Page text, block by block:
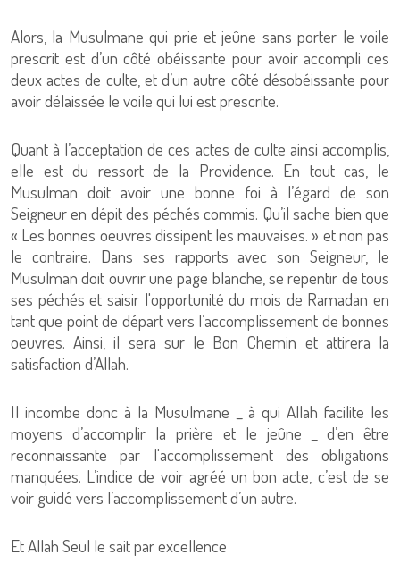
Alors, la Musulmane qui prie et jeûne sans porter le voile
prescrit est d’un côté obéissante pour avoir accompli ces
deux actes de culte, et d’un autre côté désobéissante pour
avoir délaissée le voile qui lui est prescrite.
Quant à l’acceptation de ces actes de culte ainsi accomplis,
elle est du ressort de la Providence. En tout cas, le
Musulman doit avoir une bonne foi à l’égard de son
Seigneur en dépit des péchés commis. Qu’il sache bien que
« Les bonnes oeuvres dissipent les mauvaises. » et non pas
le contraire. Dans ses rapports avec son Seigneur, le
Musulman doit ouvrir une page blanche, se repentir de tous
ses péchés et saisir l'opportunité du mois de Ramadan en
tant que point de départ vers l’accomplissement de bonnes
oeuvres. Ainsi, il sera sur le Bon Chemin et attirera la
satisfaction d’Allah.
Il incombe donc à la Musulmane _ à qui Allah facilite les
moyens d’accomplir la prière et le jeûne _ d’en être
reconnaissante par l'accomplissement des obligations
manquées. L’indice de voir agréé un bon acte, c’est de se
voir guidé vers l’accomplissement d’un autre.
Et Allah Seul le sait par excellence